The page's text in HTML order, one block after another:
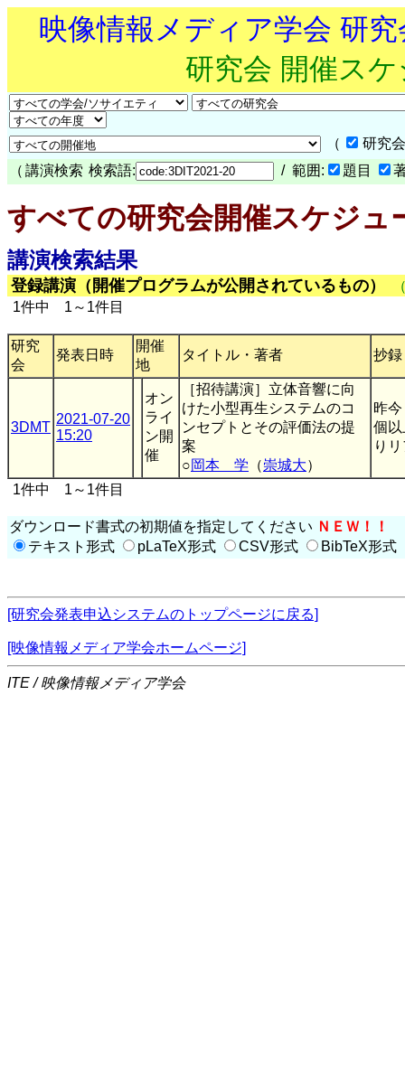
映像情報メディア学会 研
研究会 開催ス
（
研究
（ 講演検索 検索語: / 範囲: 題目
すべての研究会開催スケジュ
講演検索結果
登録講演（開催プログラムが公開されているもの）
1件中 1～1件目
研究
会
発表日時
開催
地
タイトル・著者 抄録
3DMT
2021-07-20
15:20
オン
ライ
ン開
催
［招待講演］立体音響に向
けた小型再生システムのコ
ンセプトとその評価法の提
案
○岡本 学 （崇城大）
昨
個
り
1件中 1～1件目
ダウンロード書式の初期値を指定してください ＮＥＷ！！
テキスト形式
pLaTeX形式 CSV形式 BibTeX形式
[研究会発表申込システムのトップページに戻る]
[映像情報メディア学会ホームページ]
ITE / 映像情報メディア学会